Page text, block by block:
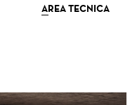
AREA TECNICA